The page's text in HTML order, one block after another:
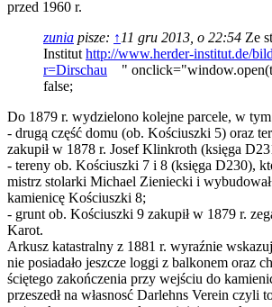
przed 1960 r.
zunia pisze: ↑ 11 gru 2013, o 22:54 Ze
Institut http://www.herder-institut.de/
r=Dirschau
"
false;
Do 1879 r. wydzielono kolejne parcele, w tym
- drugą część domu (ob. Kościuszki 5) oraz
zakupił w 1878 r. Josef Klinkroth (księga
- tereny ob. Kościuszki 7 i 8 (księga D230),
mistrz stolarki Michael Zieniecki i
kamienicę Kościuszki 8;
- grunt ob. Kościuszki 9 zakupił w 1879 r.
Karot.
Arkusz katastralny z 1881 r. wyraźnie
nie posiadało jeszcze loggi z balkonem oraz
ściętego zakończenia przy wejściu do
przeszedł na własnosć Darlehns Verein czyli